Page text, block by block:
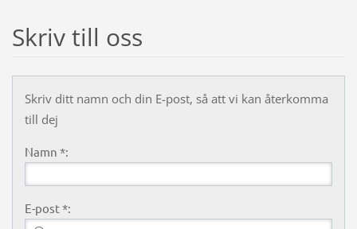
Skriv till oss
Skriv ditt namn och din E-post, så att vi kan återkomma
till dej
Namn *:
E-post *: